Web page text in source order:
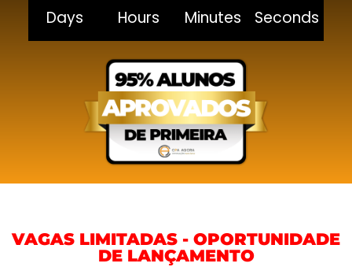
Days Hours Minutes Seconds
VAGAS LIMITADAS - OPORTUNIDADE
DE LANÇAMENTO